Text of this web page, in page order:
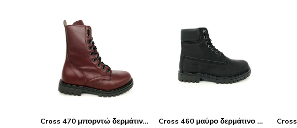
Cross 470 μπορντώ δερμάτινο αρβυλάκι Cross 460 μαύρο δερμάτινο μποτάκι